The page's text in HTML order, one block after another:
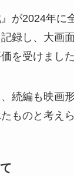
が2024年に
録し、大画
を受けました
続編も映画
ものと考えら